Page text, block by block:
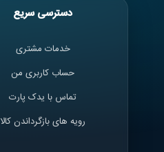
دسترسی سریع
خدمات مشتری
حساب کاربری من
تماس با یدک پارت
رویه های بازگرداندن کالا